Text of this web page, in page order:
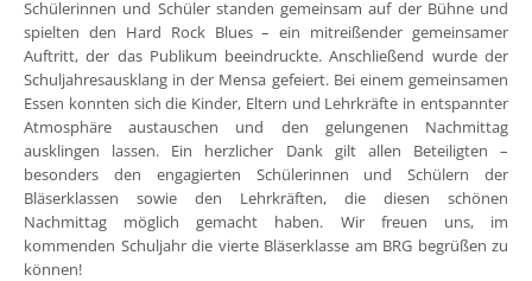
Schülerinnen und Schüler standen gemeinsam auf der Bühne und
spielten den Hard Rock Blues – ein mitreißender gemeinsamer
Auftritt, der das Publikum beeindruckte. Anschließend wurde der
Schuljahresausklang in der Mensa gefeiert. Bei einem gemeinsamen
Essen konnten sich die Kinder, Eltern und Lehrkräfte in entspannter
Atmosphäre austauschen und den gelungenen Nachmittag
ausklingen lassen. Ein herzlicher Dank gilt allen Beteiligten –
besonders den engagierten Schülerinnen und Schülern der
Bläserklassen sowie den Lehrkräften, die diesen schönen
Nachmittag möglich gemacht haben. Wir freuen uns, im
kommenden Schuljahr die vierte Bläserklasse am BRG begrüßen zu
können!